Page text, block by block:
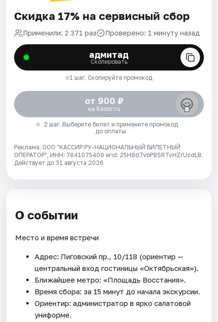
Скидка 17% на сервисный сбор
Применили: 2 371 раз Проверено: 1 минуту назад
адмитад
Скопировать
1 шаг. Скопируйте промокод
от 900 ₽
на Kassir.ru
2 шаг. Выберите билет и примените промокод
до оплаты
Реклама. ООО "КАССИР.РУ-НАЦИОНАЛЬНЫЙ БИЛЕТНЫЙ
ОПЕРАТОР", ИНН: 7841075409 erid: 25H8d7vbP8SRTvHZrUcdLB.
Действует до 31 августа 2026
О событии
Место и время встречи
Адрес: Лиговский пр., 10/118 (ориентир —
центральный вход гостиницы «Октябрьская»).
Ближайшее метро: «Площадь Восстания».
Время сбора: за 15 минут до начала экскурсии.
Ориентир: администратор в ярко салатовой
униформе.